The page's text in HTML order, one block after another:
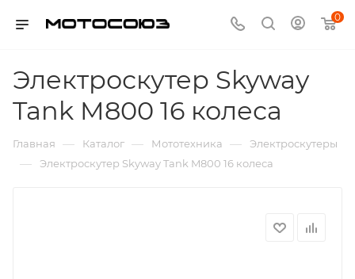
0
Электроскутер Skyway
Tank M800 16 колеса
Главная — Каталог — Мототехника — Электроскутеры
— Электроскутер Skyway Tank M800 16 колеса